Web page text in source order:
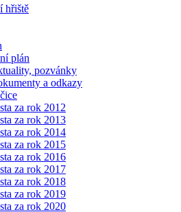
hřiště
plán
pozvánky
a odkazy
za rok 2012
za rok 2013
za rok 2014
za rok 2015
za rok 2016
za rok 2017
za rok 2018
za rok 2019
za rok 2020